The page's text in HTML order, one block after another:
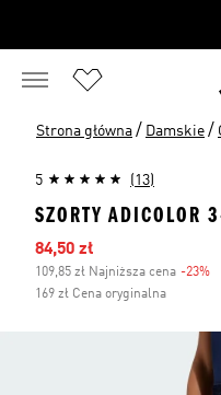
Strona główna / Damskie /
5 (13)
SZORTY ADICOLOR
Ceny na wyprzedaży
84,50 zł
109,85 zł Najniższa cena -23%
169 zł Cena oryginalna